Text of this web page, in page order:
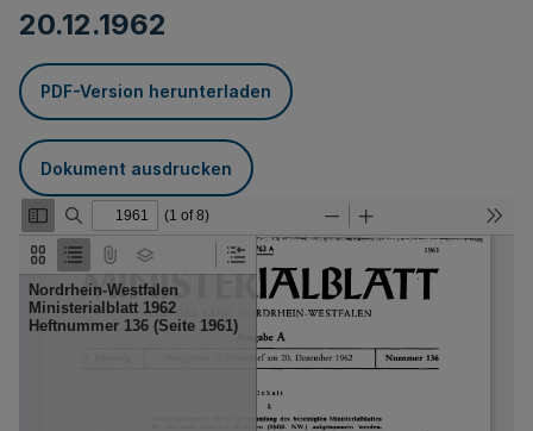
20.12.1962
PDF-Version herunterladen
Dokument ausdrucken